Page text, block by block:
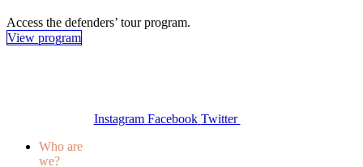
Access the defenders’ tour program.
View program
Instagram Facebook Twitter
Who are
we?